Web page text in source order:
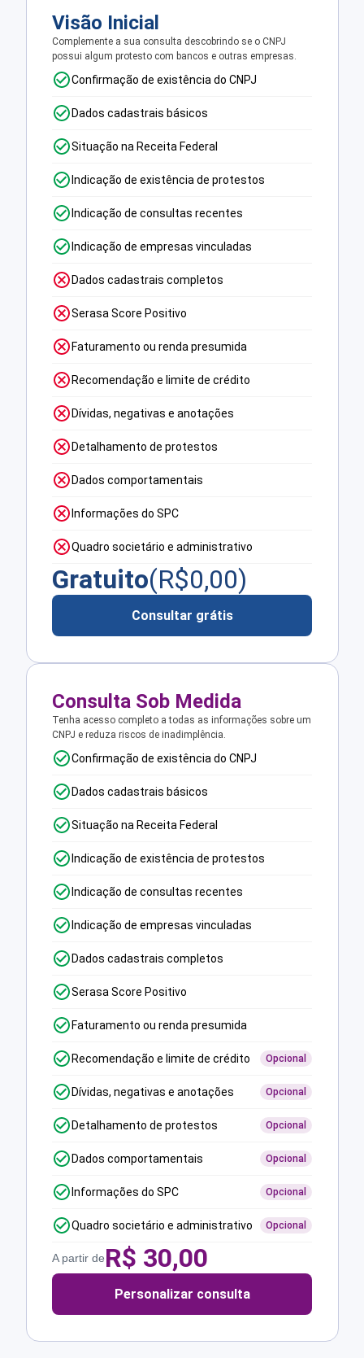
Visão Inicial
Complemente a sua consulta descobrindo se o CNPJ
possui algum protesto com bancos e outras empresas.
Confirmação de existência do CNPJ
Dados cadastrais básicos
Situação na Receita Federal
Indicação de existência de protestos
Indicação de consultas recentes
Indicação de empresas vinculadas
Dados cadastrais completos
Serasa Score Positivo
Faturamento ou renda presumida
Recomendação e limite de crédito
Dívidas, negativas e anotações
Detalhamento de protestos
Dados comportamentais
Informações do SPC
Quadro societário e administrativo
Gratuito(R$0,00)
Consultar grátis
Consulta Sob Medida
Tenha acesso completo a todas as informações sobre um
CNPJ e reduza riscos de inadimplência.
Confirmação de existência do CNPJ
Dados cadastrais básicos
Situação na Receita Federal
Indicação de existência de protestos
Indicação de consultas recentes
Indicação de empresas vinculadas
Dados cadastrais completos
Serasa Score Positivo
Faturamento ou renda presumida
Recomendação e limite de crédito Opcional
Dívidas, negativas e anotações Opcional
Detalhamento de protestos Opcional
Dados comportamentais Opcional
Informações do SPC Opcional
Quadro societário e administrativo Opcional
A partir deR$ 30,00
Personalizar consulta